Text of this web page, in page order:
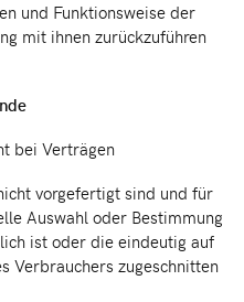
und Funktionsweise der
mit ihnen zurückzuführen
bei Verträgen
vorgefertigt sind und für
Auswahl oder Bestimmung
ist oder die eindeutig auf
Verbrauchers zugeschnitten